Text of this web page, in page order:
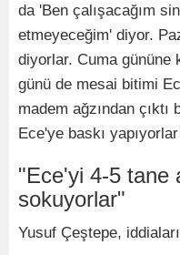
da 'Ben çalışacağım
etmeyeceğim' diyor.
diyorlar. Cuma gününe
günü de mesai bitimi
madem ağzından
Ece'ye baskı
"Ece'yi 4-5 tane
sokuyorlar"
Yusuf Çeştepe,